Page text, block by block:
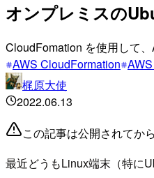
オンプレミスの
CloudFomation を使用して
AWS CloudFormation
梶原大使
2022.06.13
この記事は公開されてか
最近どうもLinux端末（特に